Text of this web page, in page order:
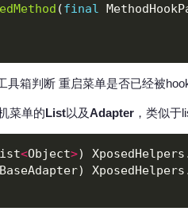
(final
具箱判断 重启菜单是否已经被
菜单的List以及Adapter ，类似于
<Object>)